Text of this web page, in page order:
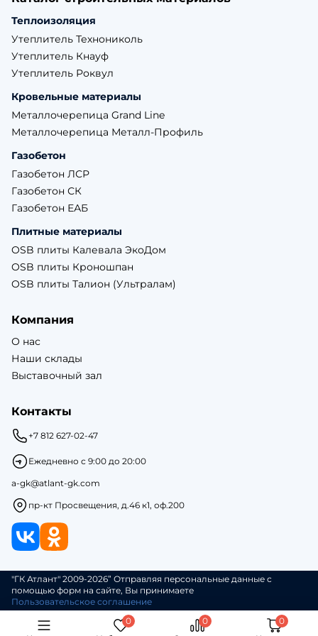
Теплоизоляция
Утеплитель Технониколь
Утеплитель Кнауф
Утеплитель Роквул
Кровельные материалы
Металлочерепица Grand Line
Металлочерепица Металл-Профиль
Газобетон
Газобетон ЛСР
Газобетон СК
Газобетон ЕАБ
Плитные материалы
OSB плиты Калевала ЭкоДом
OSB плиты Кроношпан
OSB плиты Талион (Ультралам)
Компания
О нас
Наши склады
Выставочный зал
Контакты
+7 812 627-02-47
Ежедневно с 9:00 до 20:00
a-gk@atlant-gk.com
пр-кт Просвещения, д.46 к1, оф.200
"ГК Атлант" 2009-2026” Отправляя персональные данные с
помощью форм на сайте, Вы принимаете
Пользовательское соглашение